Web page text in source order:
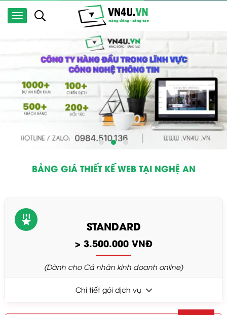
BẢNG GIÁ THIẾT KẾ WEB TẠI NGHỆ AN
STANDARD
> 3.500.000 VNĐ
(Dành cho Cá nhân kinh doanh online)
Chi tiết gói dịch vụ